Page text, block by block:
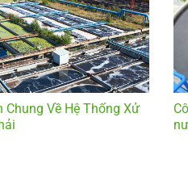
Chung Về Hệ Thống Xử